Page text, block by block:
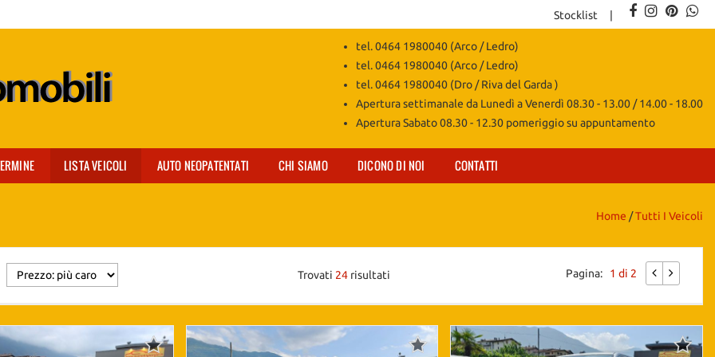
Stocklist
tel. 0464 1980040 (Arco / Ledro)
tel. 0464 1980040 (Arco / Ledro)
tel. 0464 1980040 (Dro / Riva del Garda )
Apertura settimanale da Lunedì a Venerdì 08.30 - 13.00 / 14.00 - 18.00
Apertura Sabato 08.30 - 12.30 pomeriggio su appuntamento
LISTA VEICOLI AUTO NEOPATENTATI CHI SIAMO DICONO DI NOI CONTATTI
Home /Tutti I Veicoli
Trovati 24 risultati Pagina: 1 di 2